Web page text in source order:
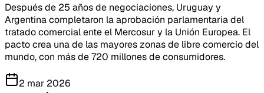
Después de 25 años de negociaciones, Uruguay y
Argentina completaron la aprobación parlamentaria del
tratado comercial ente el Mercosur y la Unión Europea. El
pacto crea una de las mayores zonas de libre comercio del
mundo, con más de 720 millones de consumidores.
2 mar 2026